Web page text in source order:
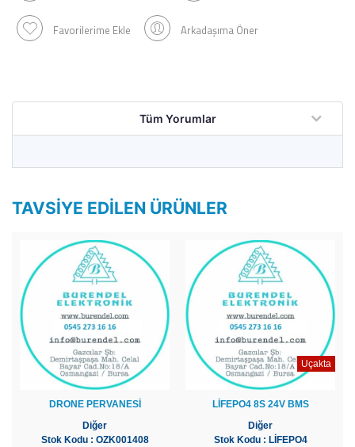
Favorilerime Ekle Arkadaşıma Öner
Tüm Yorumlar
TAVSIYE EDILEN ÜRÜNLER
DRONE PERVANESİ
Diğer
Stok Kodu : OZK001408
Uçakta
LİFEPO4 8S 24V BMS
Diğer
Stok Kodu : LİFEPO4